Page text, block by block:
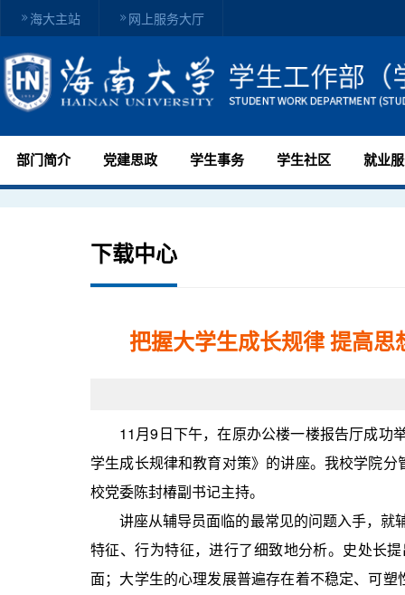
海大主站 网上服务大厅
部门简介 党建思政 学生事务 学生社区 就业
下载中心
把握大学生成长规律 提高
11月9日下午，在原办公楼一楼报告厅成功
学生成长规律和教育对策》的讲座。我校学院
校党委陈封椿副书记主持。
讲座从辅导员面临的最常见的问题入手，就
特征、行为特征，进行了细致地分析。史处长
面；大学生的心理发展普遍存在着不稳定、可